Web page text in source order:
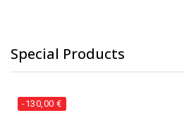
Special Products
-130,00 €